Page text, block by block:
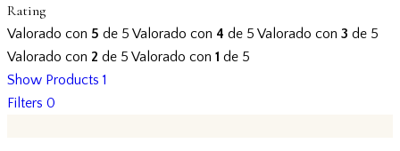
Rating
Valorado con 5 de 5 Valorado con 4 de 5 Valorado con 3 de 5
Valorado con 2 de 5 Valorado con 1 de 5
Show Products 1
Filters 0